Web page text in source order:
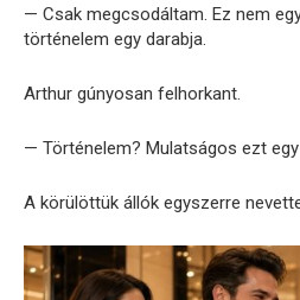
— Csak megcsodáltam. Ez nem
történelem egy darabja.
Arthur gúnyosan felhorkant.
— Történelem? Mulatságos ezt
A körülöttük állók egyszerre